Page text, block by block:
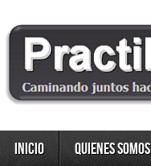
Inicio Quienes somos